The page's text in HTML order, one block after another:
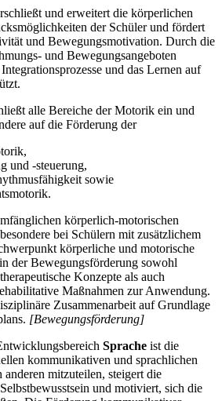
und erweitert die körperlichen
der Schüler und fördert
und Bewegungsmotivation. Durch die
und Bewegungsangeboten
und das Lernen auf
alle Bereiche der Motorik ein und
auf die Förderung der
und -steuerung,
sowie
körperlich-motorischen
bei Schülern mit zusätzlichem
körperliche und motorische
der Bewegungsförderung sowohl
Konzepte als auch
Maßnahmen zur Anwendung.
Zusammenarbeit auf Grundlage
[Bewegungsförderung]
Sprache ist die
kommunikativen und sprachlichen
mitzuteilen, steigert die
und motiviert, sich die